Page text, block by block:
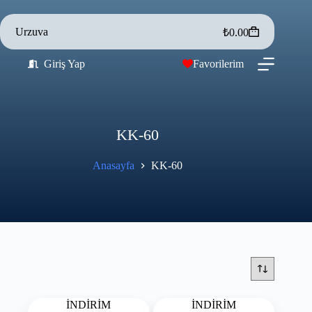
Urzuva ₺0.00
Giriş Yap Favorilerim
KK-60
Anasayfa KK-60
İNDİRİM İNDİRİM